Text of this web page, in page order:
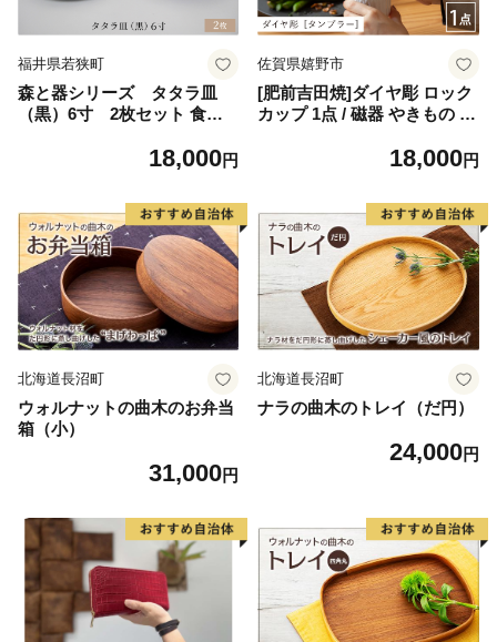
福井県若狭町
森と器シリーズ タタラ皿
（黒）6寸 2枚セット 食器
食 盛り付け 食卓 シンプル デ
18,000円
佐賀県嬉野市
[肥前吉田焼]ダイヤ彫 ロック
カップ 1点 / 磁器 やきもの う
【224】 [NAU096]18,000円
北海道長沼町
ウォルナットの曲木のお弁当
箱（小）
31,000円
北海道長沼町
ナラの曲木のトレイ（だ円）
24,000円